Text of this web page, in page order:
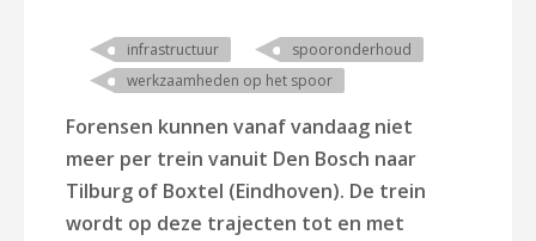
infrastructuur
spooronderhoud
werkzaamheden op het spoor
Forensen kunnen vanaf vandaag niet
meer per trein vanuit Den Bosch naar
Tilburg of Boxtel (Eindhoven). De trein
wordt op deze trajecten tot en met